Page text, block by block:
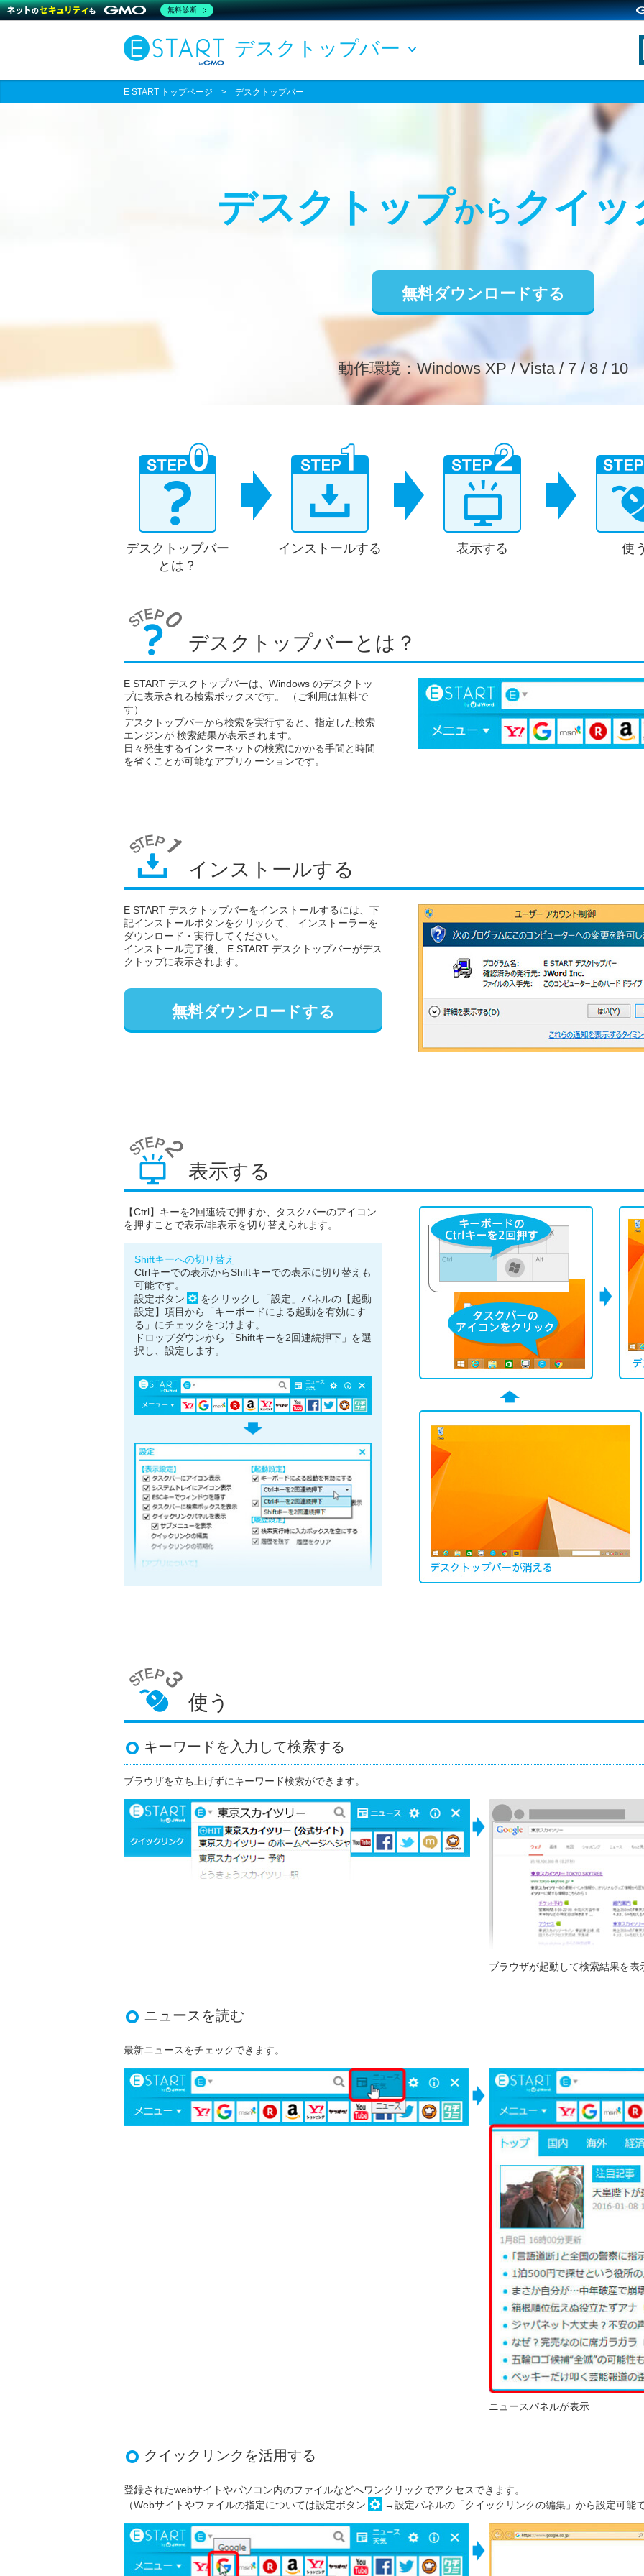
デスクトップバー
E START トップページ > デスクトップバー
デスクトップから クイッ
無料ダウンロードする
動作環境：Windows XP / Vista / 7 / 8 / 10
デスクトップバー
とは？
インストールする 表示する 使
デスクトップバーとは？
E START デスクトップバーは、Windows のデスクトッ
プに表示される検索ボックスです。 （ご利用は無料で
す）
デスクトップバーから検索を実行すると、指定した検索
エンジンが 検索結果が表示されます。
日々発生するインターネットの検索にかかる手間と時間
を省くことが可能なアプリケーションです。
インストールする
E START デスクトップバーをインストールするには、下
記インストールボタンをクリックて、 インストーラーを
ダウンロード・実行してください。
インストール完了後、 E START デスクトップバーがデス
クトップに表示されます。
無料ダウンロードする
表示する
【Ctrl】キーを2回連続で押すか、タスクバーのアイコン
を押すことで表示/非表示を切り替えられます。
Shiftキーへの切り替え
Ctrlキーでの表示からShiftキーでの表示に切り替えも
可能です。
設定ボタン
をクリックし「設定」パネルの【起動
設定】項目から「キーボードによる起動を有効にす
る」にチェックをつけます。
ドロップダウンから「Shiftキーを2回連続押下」を選
択し、設定します。
使う
キーワードを入力して検索する
ブラウザを立ち上げずにキーワード検索ができます。
ブラウザが起動して検索結果を表
ニュースを読む
最新ニュースをチェックできます。
ニュースパネルが表示
クイックリンクを活用する
登録されたwebサイトやパソコン内のファイルなどへワンクリックでアクセスできます。
（Webサイトやファイルの指定については設定ボタン
→設定パネルの「クイックリンクの編集」から設定可能
無料診断